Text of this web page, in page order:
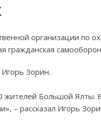
организации по
гражданская
Зорин.
жителей Большой Ялты.
– рассказал Игорь